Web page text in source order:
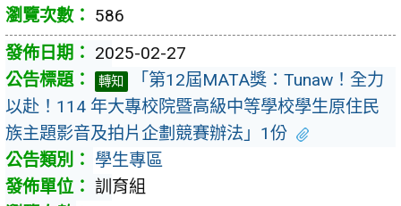
586
2025-02-27
轉知
「第12屆MATA獎：Tunaw！全力
以赴！114 年大專校院暨高級中等學校學生原住民
族主題影音及拍片企劃競賽辦法」1份
學生專區
訓育組